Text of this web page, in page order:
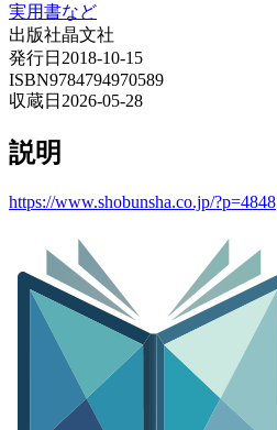
実用書など
出版社晶文社
発行日 2018-10-15
ISBN9784794970589
収蔵日 2026-05-28
説明
https://www.shobunsha.co.jp/?p=4848